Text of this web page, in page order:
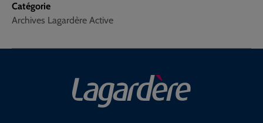
Catégorie
Archives Lagardère Active